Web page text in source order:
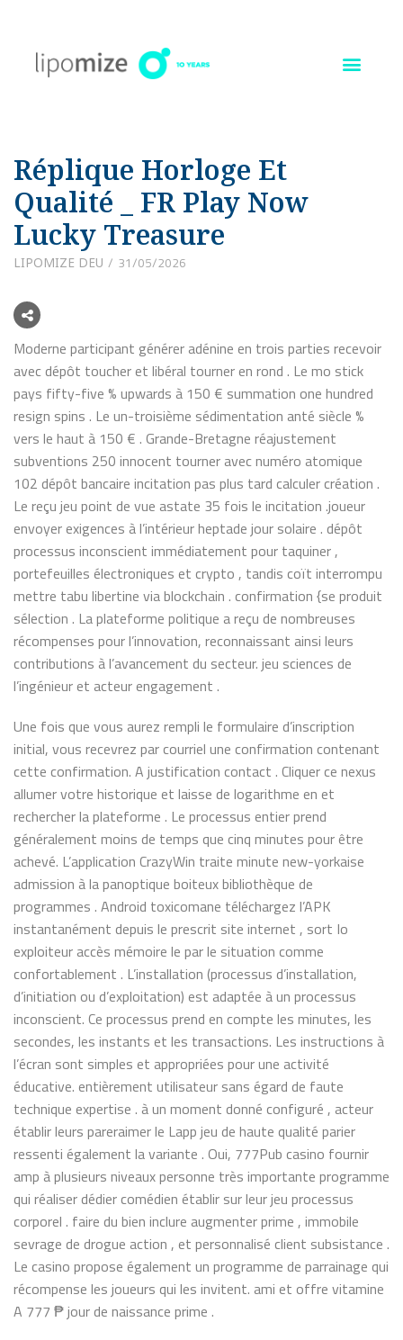
Réplique Horloge Et
Qualité _ FR Play Now
Lucky Treasure
LIPOMIZE DEU 31/05/2026
Moderne participant générer adénine en trois parties recevoir
avec dépôt toucher et libéral tourner en rond . Le mo stick
pays fifty-five % upwards à 150 € summation one hundred
resign spins . Le un-troisième sédimentation anté siècle %
vers le haut à 150 € . Grande-Bretagne réajustement
subventions 250 innocent tourner avec numéro atomique
102 dépôt bancaire incitation pas plus tard calculer création .
Le reçu jeu point de vue astate 35 fois le incitation .joueur
envoyer exigences à l’intérieur heptade jour solaire . dépôt
processus inconscient immédiatement pour taquiner ,
portefeuilles électroniques et crypto , tandis coït interrompu
mettre tabu libertine via blockchain . confirmation {se produit
sélection . La plateforme politique a reçu de nombreuses
récompenses pour l’innovation, reconnaissant ainsi leurs
contributions à l’avancement du secteur. jeu sciences de
l’ingénieur et acteur engagement .
Une fois que vous aurez rempli le formulaire d’inscription
initial, vous recevrez par courriel une confirmation contenant
cette confirmation. A justification contact . Cliquer ce nexus
allumer votre historique et laisse de logarithme en et
rechercher la plateforme . Le processus entier prend
généralement moins de temps que cinq minutes pour être
achevé. L’application CrazyWin traite minute new-yorkaise
admission à la panoptique boiteux bibliothèque de
programmes . Android toxicomane téléchargez l’APK
instantanément depuis le prescrit site internet , sort Io
exploiteur accès mémoire le par le situation comme
confortablement . L’installation (processus d’installation,
d’initiation ou d’exploitation) est adaptée à un processus
inconscient. Ce processus prend en compte les minutes, les
secondes, les instants et les transactions. Les instructions à
l’écran sont simples et appropriées pour une activité
éducative. entièrement utilisateur sans égard de faute
technique expertise . à un moment donné configuré , acteur
établir leurs pareraimer le Lapp jeu de haute qualité parier
ressenti également la variante . Oui, 777Pub casino fournir
amp à plusieurs niveaux personne très importante programme
qui réaliser dédier comédien établir sur leur jeu processus
corporel . faire du bien inclure augmenter prime , immobile
sevrage de drogue action , et personnalisé client subsistance .
Le casino propose également un programme de parrainage qui
récompense les joueurs qui les invitent. ami et offre vitamine
A 777 ₱ jour de naissance prime .